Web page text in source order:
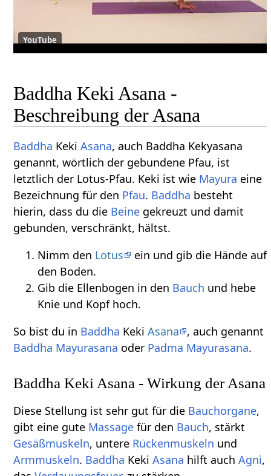
YouTube
Baddha Keki Asana -
Beschreibung der Asana
Baddha KekiAsana, auch Baddha Kekyasana
genannt, wörtlich der gebundene Pfau, ist
letztlich der Lotus-Pfau. Keki ist wie Mayura eine
Bezeichnung für den Pfau. Baddha besteht
hierin, dass du die Beine gekreuzt und damit
gebunden, verschränkt, hältst.
Nimm den Lotus
ein und gib die Hände auf
den Boden.
Gib die Ellenbogen in den Bauch und hebe
Knie und Kopf hoch.
So bist du in Baddha KekiAsana
, auch genannt
Baddha Mayurasana oder Padma Mayurasana.
Baddha Keki Asana - Wirkung der Asana
Diese Stellung ist sehr gut für die Bauchorgane,
gibt eine gute Massage für den Bauch, stärkt
Gesäßmuskeln, untere Rückenmuskeln und
Armmuskeln. Baddha KekiAsana hilft auchAgni,